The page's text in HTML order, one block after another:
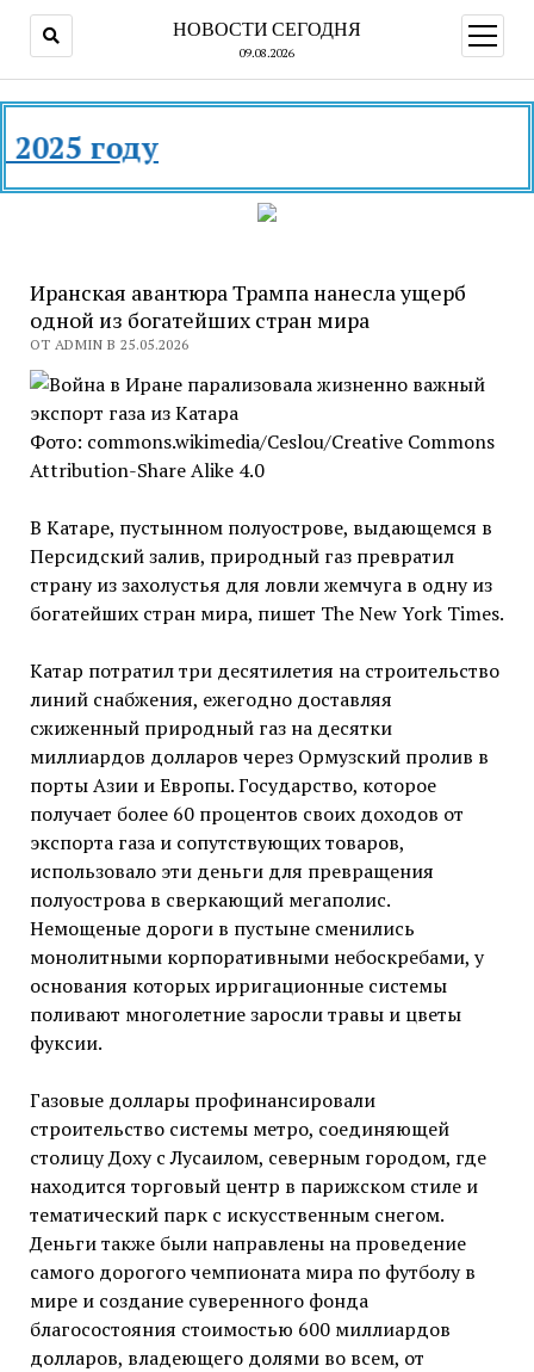
НОВОСТИ СЕГОДНЯ
09.08.2026
меню
Иранская авантюра Трампа нанесла ущерб
одной из богатейших стран мира
ОТ ADMIN В 25.05.2026
Фото: commons.wikimedia/Ceslou/Creative Commons
Attribution-Share Alike 4.0
В Катаре, пустынном полуострове, выдающемся в
Персидский залив, природный газ превратил
страну иззахолустья для ловли жемчуга в одну из
богатейших стран мира, пишет The New York Times.
Катар потратил три десятилетия на строительство
линий снабжения, ежегодно доставляя
сжиженный природный газ на десятки
миллиардов долларов через Ормузский пролив в
порты Азии и Европы. Государство, которое
получает более 60 процентов своих доходов от
экспорта газа и сопутствующих товаров,
использовало эти деньги для превращения
полуострова в сверкающий мегаполис.
Немощеные дороги в пустыне сменились
монолитными корпоративными небоскребами, у
основания которых ирригационные системы
поливают многолетние заросли травы и цветы
фуксии.
Газовые доллары профинансировали
строительство системы метро, соединяющей
столицу Доху с Лусаилом, северным городом, где
находится торговый центр в парижском стиле и
тематический парк с искусственным снегом.
Деньги также были направлены на проведение
самого дорогого чемпионата мира по футболу в
мире и создание суверенного фонда
благосостояния стоимостью 600 миллиардов
долларов, владеющего долями во всем, от